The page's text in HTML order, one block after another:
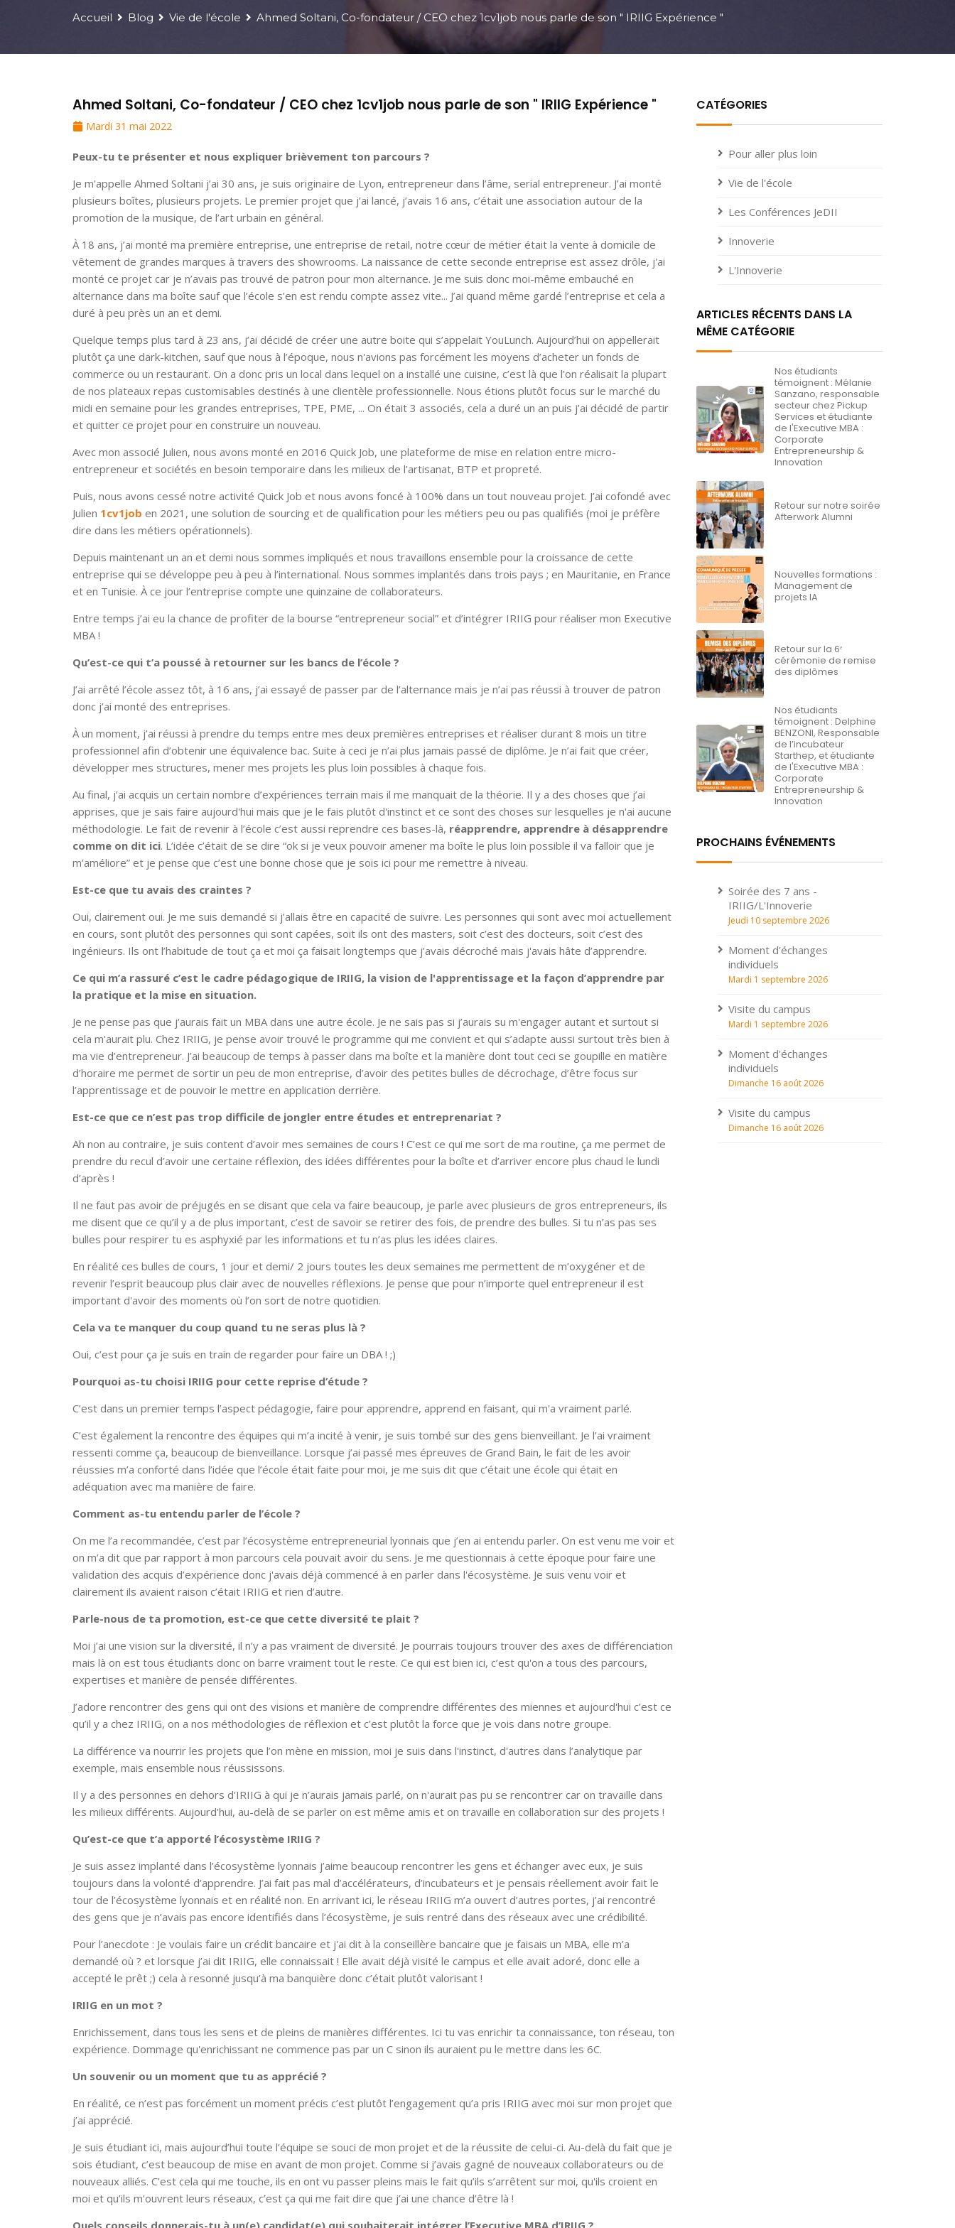
Accueil Blog Vie de l'école Ahmed Soltani, Co-fondateur / CEO chez 1cv1job nous parle de son " IRIIG Expérience "
Ahmed Soltani, Co-fondateur / CEO chez 1cv1job nous parle de son " IRIIG Expérience "
Mardi 31 mai 2022
Peux-tu te présenter et nous expliquer brièvement ton parcours ?
Je m'appelle Ahmed Soltani j’ai 30 ans, je suis originaire de Lyon, entrepreneur dans l’âme, serial entrepreneur. J’ai monté
plusieurs boîtes, plusieurs projets. Le premier projet que j’ai lancé, j’avais 16 ans, c’était une association autour de la
promotion de la musique, de l’art urbain en général.
À 18 ans, j’ai monté ma première entreprise, une entreprise de retail, notre cœur de métier était la vente à domicile de
vêtement de grandes marques à travers des showrooms. La naissance de cette seconde entreprise est assez drôle, j'ai
monté ce projet car je n’avais pas trouvé de patron pour mon alternance. Je me suis donc moi-même embauché en
alternance dans ma boîte sauf que l’école s’en est rendu compte assez vite... J’ai quand même gardé l’entreprise et cela a
duré à peu près un an et demi.
Quelque temps plus tard à 23 ans, j’ai décidé de créer une autre boite qui s’appelait YouLunch. Aujourd’hui on appellerait
plutôt ça une dark-kitchen, sauf que nous à l’époque, nous n'avions pas forcément les moyens d’acheter un fonds de
commerce ou un restaurant. On a donc pris un local dans lequel on a installé une cuisine, c’est là que l’on réalisait la plupart
de nos plateaux repas customisables destinés à une clientèle professionnelle. Nous étions plutôt focus sur le marché du
midi en semaine pour les grandes entreprises, TPE, PME, ... On était 3 associés, cela a duré un an puis j’ai décidé de partir
et quitter ce projet pour en construire un nouveau.
Avec mon associé Julien, nous avons monté en 2016 Quick Job, une plateforme de mise en relation entre micro-
entrepreneur et sociétés en besoin temporaire dans les milieux de l’artisanat, BTP et propreté.
Puis, nous avons cessé notre activité Quick Job et nous avons foncé à 100% dans un tout nouveau projet. J’ai cofondé avec
Julien 1cv1job en 2021, une solution de sourcing et de qualification pour les métiers peu ou pas qualifiés (moi je préfère
dire dans les métiers opérationnels).
Depuis maintenant un an et demi nous sommes impliqués et nous travaillons ensemble pour la croissance de cette
entreprise qui se développe peu à peu à l’international. Nous sommes implantés dans trois pays ; en Mauritanie, en France
et en Tunisie. À ce jour l’entreprise compte une quinzaine de collaborateurs.
Entre temps j’ai eu la chance de profiter de la bourse “entrepreneur social” et d’intégrer IRIIG pour réaliser mon Executive
MBA !
Qu’est-ce qui t’a poussé à retourner sur les bancs de l’école ?
J’ai arrêté l’école assez tôt, à 16 ans, j’ai essayé de passer par de l’alternance mais je n’ai pas réussi à trouver de patron
donc j’ai monté des entreprises.
À un moment, j’ai réussi à prendre du temps entre mes deux premières entreprises et réaliser durant 8 mois un titre
professionnel afin d’obtenir une équivalence bac. Suite à ceci je n’ai plus jamais passé de diplôme. Je n’ai fait que créer,
développer mes structures, mener mes projets les plus loin possibles à chaque fois.
Au final, j’ai acquis un certain nombre d’expériences terrain mais il me manquait de la théorie. Il y a des choses que j’ai
apprises, que je sais faire aujourd'hui mais que je le fais plutôt d'instinct et ce sont des choses sur lesquelles je n'ai aucune
méthodologie. Le fait de revenir à l’école c’est aussi reprendre ces bases-là, réapprendre, apprendre à désapprendre
comme on dit ici. L’idée c’était de se dire “ok si je veux pouvoir amener ma boîte le plus loin possible il va falloir que je
m’améliore” et je pense que c’est une bonne chose que je sois ici pour me remettre à niveau.
Est-ce que tu avais des craintes ?
Oui, clairement oui. Je me suis demandé si j’allais être en capacité de suivre. Les personnes qui sont avec moi actuellement
en cours, sont plutôt des personnes qui sont capées, soit ils ont des masters, soit c’est des docteurs, soit c’est des
ingénieurs. Ils ont l’habitude de tout ça et moi ça faisait longtemps que j’avais décroché mais j'avais hâte d’apprendre.
Ce qui m’a rassuré c’est le cadre pédagogique de IRIIG, la vision de l'apprentissage et la façon d’apprendre par
la pratique et la mise en situation.
Je ne pense pas que j’aurais fait un MBA dans une autre école. Je ne sais pas si j’aurais su m'engager autant et surtout si
cela m'aurait plu. Chez IRIIG, je pense avoir trouvé le programme qui me convient et qui s’adapte aussi surtout très bien à
ma vie d’entrepreneur. J’ai beaucoup de temps à passer dans ma boîte et la manière dont tout ceci se goupille en matière
d’horaire me permet de sortir un peu de mon entreprise, d’avoir des petites bulles de décrochage, d’être focus sur
l’apprentissage et de pouvoir le mettre en application derrière.
Est-ce que ce n’est pas trop difficile de jongler entre études et entreprenariat ?
Ah non au contraire, je suis content d’avoir mes semaines de cours ! C’est ce qui me sort de ma routine, ça me permet de
prendre du recul d’avoir une certaine réflexion, des idées différentes pour la boîte et d’arriver encore plus chaud le lundi
d’après !
Il ne faut pas avoir de préjugés en se disant que cela va faire beaucoup, je parle avec plusieurs de gros entrepreneurs, ils
me disent que ce qu’il y a de plus important, c’est de savoir se retirer des fois, de prendre des bulles. Si tu n’as pas ses
bulles pour respirer tu es asphyxié par les informations et tu n’as plus les idées claires.
En réalité ces bulles de cours, 1 jour et demi/ 2 jours toutes les deux semaines me permettent de m’oxygéner et de
revenir l’esprit beaucoup plus clair avec de nouvelles réflexions. Je pense que pour n’importe quel entrepreneur il est
important d'avoir des moments où l’on sort de notre quotidien.
Cela va te manquer du coup quand tu ne seras plus là ?
Oui, c’est pour ça je suis en train de regarder pour faire un DBA ! ;)
Pourquoi as-tu choisi IRIIG pour cette reprise d’étude ?
C’est dans un premier temps l’aspect pédagogie, faire pour apprendre, apprend en faisant, qui m'a vraiment parlé.
C’est également la rencontre des équipes qui m’a incité à venir, je suis tombé sur des gens bienveillant. Je l’ai vraiment
ressenti comme ça, beaucoup de bienveillance. Lorsque j’ai passé mes épreuves de Grand Bain, le fait de les avoir
réussies m’a conforté dans l’idée que l’école était faite pour moi, je me suis dit que c’était une école qui était en
adéquation avec ma manière de faire.
Comment as-tu entendu parler de l’école ?
On me l’a recommandée, c’est par l’écosystème entrepreneurial lyonnais que j’en ai entendu parler. On est venu me voir et
on m’a dit que par rapport à mon parcours cela pouvait avoir du sens. Je me questionnais à cette époque pour faire une
validation des acquis d’expérience donc j'avais déjà commencé à en parler dans l'écosystème. Je suis venu voir et
clairement ils avaient raison c’était IRIIG et rien d’autre.
Parle-nous de ta promotion, est-ce que cette diversité te plait ?
Moi j’ai une vision sur la diversité, il n’y a pas vraiment de diversité. Je pourrais toujours trouver des axes de différenciation
mais là on est tous étudiants donc on barre vraiment tout le reste. Ce qui est bien ici, c’est qu'on a tous des parcours,
expertises et manière de pensée différentes.
J’adore rencontrer des gens qui ont des visions et manière de comprendre différentes des miennes et aujourd'hui c’est ce
qu’il y a chez IRIIG, on a nos méthodologies de réflexion et c’est plutôt la force que je vois dans notre groupe.
La différence va nourrir les projets que l’on mène en mission, moi je suis dans l'instinct, d'autres dans l’analytique par
exemple, mais ensemble nous réussissons.
Il y a des personnes en dehors d'IRIIG à qui je n’aurais jamais parlé, on n'aurait pas pu se rencontrer car on travaille dans
les milieux différents. Aujourd'hui, au-delà de se parler on est même amis et on travaille en collaboration sur des projets !
Qu’est-ce que t’a apporté l’écosystème IRIIG ?
Je suis assez implanté dans l’écosystème lyonnais j’aime beaucoup rencontrer les gens et échanger avec eux, je suis
toujours dans la volonté d’apprendre. J’ai fait pas mal d’accélérateurs, d’incubateurs et je pensais réellement avoir fait le
tour de l’écosystème lyonnais et en réalité non. En arrivant ici, le réseau IRIIG m’a ouvert d’autres portes, j’ai rencontré
des gens que je n’avais pas encore identifiés dans l’écosystème, je suis rentré dans des réseaux avec une crédibilité.
Pour l’anecdote : Je voulais faire un crédit bancaire et j'ai dit à la conseillère bancaire que je faisais un MBA, elle m’a
demandé où ? et lorsque j’ai dit IRIIG, elle connaissait ! Elle avait déjà visité le campus et elle avait adoré, donc elle a
accepté le prêt ;) cela à resonné jusqu’à ma banquière donc c’était plutôt valorisant !
IRIIG en un mot ?
Enrichissement, dans tous les sens et de pleins de manières différentes. Ici tu vas enrichir ta connaissance, ton réseau, ton
expérience. Dommage qu'enrichissant ne commence pas par un C sinon ils auraient pu le mettre dans les 6C.
Un souvenir ou un moment que tu as apprécié ?
En réalité, ce n’est pas forcément un moment précis c’est plutôt l’engagement qu’a pris IRIIG avec moi sur mon projet que
j’ai apprécié.
Je suis étudiant ici, mais aujourd’hui toute l’équipe se souci de mon projet et de la réussite de celui-ci. Au-delà du fait que je
sois étudiant, c’est beaucoup de mise en avant de mon projet. Comme si j’avais gagné de nouveaux collaborateurs ou de
nouveaux alliés. C’est cela qui me touche, ils en ont vu passer pleins mais le fait qu’ils s’arrêtent sur moi, qu'ils croient en
moi et qu’ils m'ouvrent leurs réseaux, c’est ça qui me fait dire que j’ai une chance d’être là !
CATÉGORIES
Pour aller plus loin
Vie de l'école
Les Conférences JeDII
Innoverie
L'Innoverie
ARTICLES RÉCENTS DANS LA
MÊME CATÉGORIE
Nos étudiants
témoignent : Mélanie
Sanzano, responsable
secteur chez Pickup
Services et étudiante
de l'Executive MBA :
Corporate
Entrepreneurship &
Innovation
Retour sur notre soirée
Afterwork Alumni
Nouvelles formations :
Management de
projets IA
Retour sur la 6ᵉ
cérémonie de remise
des diplômes
Nos étudiants
témoignent : Delphine
BENZONI, Responsable
de l’incubateur
Starthep, et étudiante
de l'Executive MBA :
Corporate
Entrepreneurship &
Innovation
PROCHAINS ÉVÉNEMENTS
Soirée des 7 ans -
IRIIG/L'Innoverie
Jeudi 10 septembre 2026
Moment d'échanges
individuels
Mardi 1 septembre 2026
Visite du campus
Mardi 1 septembre 2026
Moment d'échanges
individuels
Dimanche 16 août 2026
Visite du campus
Dimanche 16 août 2026